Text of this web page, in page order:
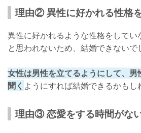
理由② 異性に好かれる性格
異性に好かれるような性格をしてい
と思われないため、結婚できないで
女性は男性を立てるようにして、男
聞く ようにすれば結婚できるかもし
理由③ 恋愛をする時間がな